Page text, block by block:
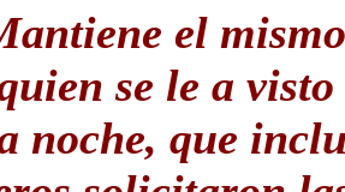
el
se le a
noche, que